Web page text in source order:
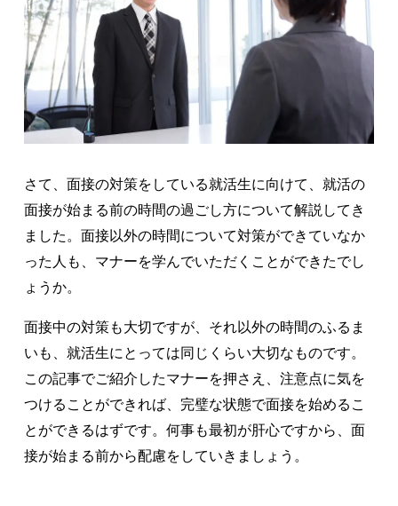
さて、面接の対策をしている就活生に向けて、就活の
面接が始まる前の時間の過ごし方について解説してき
ました。面接以外の時間について対策ができていなか
った人も、マナーを学んでいただくことができたでし
ょうか。
面接中の対策も大切ですが、それ以外の時間のふるま
いも、就活生にとっては同じくらい大切なものです。
この記事でご紹介したマナーを押さえ、注意点に気を
つけることができれば、完璧な状態で面接を始めるこ
とができるはずです。何事も最初が肝心ですから、面
接が始まる前から配慮をしていきましょう。